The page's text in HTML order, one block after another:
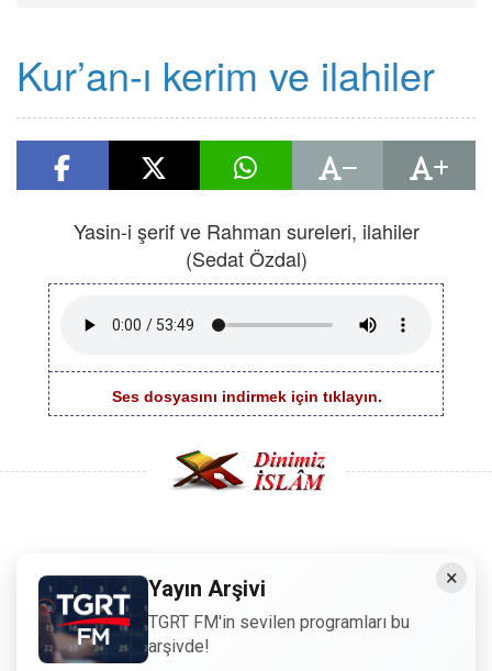
Kur’an-ı kerim ve ilahiler
Yasin-i şerif ve Rahman sureleri, ilahiler
(Sedat Özdal)
Ses dosyasını indirmek için tıklayın.
Sitemizdeki bilgiler, bütün insanların istifadesi için
hazırlanmıştır. Orijinaline sadık kalmak şartıyla, izin
almaya gerek kalmadan, herkes istediği gibi alıp istifade
×
Yayın Arşivi
TGRT FM'in sevilen programları bu
arşivde!